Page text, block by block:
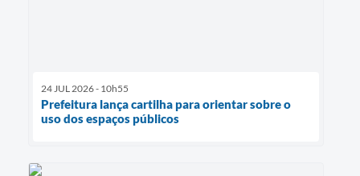
24 JUL 2026 - 10h55
Prefeitura lança cartilha para orientar sobre o
uso dos espaços públicos